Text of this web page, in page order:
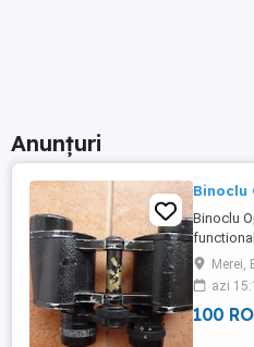
Anunțuri
Binoclu
Binoclu
alte
cu posta
Merei,
azi
100